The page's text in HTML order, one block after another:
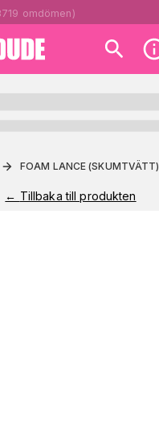
omdömen )
FOAM LANCE (SKUMTVÄTT)
← Tillbaka till produkten